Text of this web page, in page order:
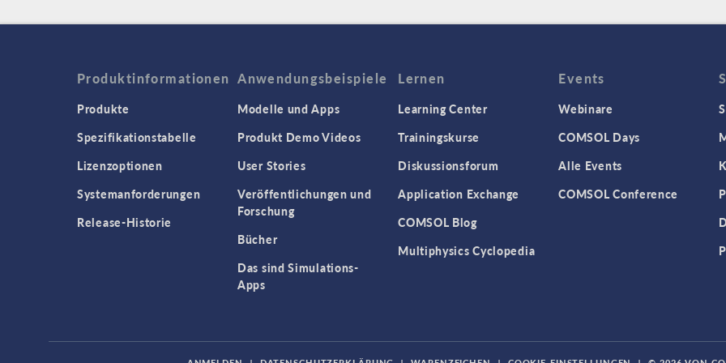
Produktinformationen
Produkte
Spezifikationstabelle
Lizenzoptionen
Systemanforderungen
Release-Historie
Anwendungsbeispiele
Modelle und Apps
Produkt Demo Videos
User Stories
Veröffentlichungen und
Forschung
Bücher
Das sind Simulations-
Apps
Lernen
Learning Center
Trainingskurse
Diskussionsforum
Application Exchange
COMSOL Blog
Multiphysics Cyclopedia
Events
Webinare
COMSOL Days
Alle Events
COMSOL Conference